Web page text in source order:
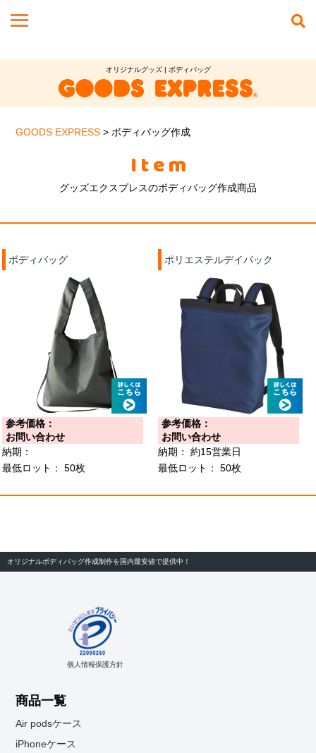
オリジナルグッズ | ボディバッグ
GOODS EXPRESS > ボディバッグ作成
Item
グッズエクスプレスのボディバッグ作成商品
ボディバッグ
参考価格：
お問い合わせ
納期：
最低ロット：
50枚
ポリエステルデイパック
参考価格：
お問い合わせ
納期：
約15営業日
最低ロット：
50枚
オリジナルボディバッグ作成制作を国内最安値で提供中！
個人情報保護方針
商品一覧
Air podsケース
iPhoneケース